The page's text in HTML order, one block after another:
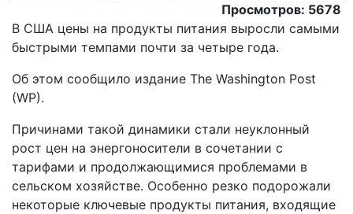
Просмотров: 5678
В США цены на продукты питания выросли самыми
быстрыми темпами почти за четыре года.
Об этом сообщило издание The Washington Post
(WP).
Причинами такой динамики стали неуклонный
рост цен на энергоносители в сочетании с
тарифами и продолжающимися проблемами в
сельском хозяйстве. Особенно резко подорожали
некоторые ключевые продукты питания, входящие